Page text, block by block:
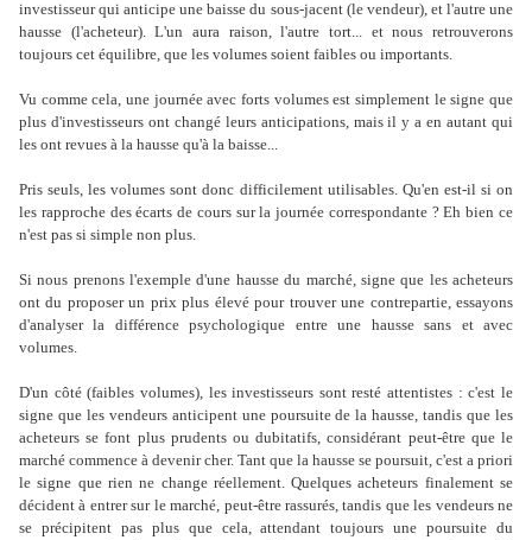
investisseur qui anticipe une baisse du sous-jacent (le vendeur), et l'autre une
hausse (l'acheteur). L'un aura raison, l'autre tort... et nous retrouverons
toujours cet équilibre, que les volumes soient faibles ou importants.
Vu comme cela, une journée avec forts volumes est simplement le signe que
plus d'investisseurs ont changé leurs anticipations, mais il y a en autant qui
les ont revues à la hausse qu'à la baisse...
Pris seuls, les volumes sont donc difficilement utilisables. Qu'en est-il si on
les rapproche des écarts de cours sur la journée correspondante ? Eh bien ce
n'est pas si simple non plus.
Si nous prenons l'exemple d'une hausse du marché, signe que les acheteurs
ont du proposer un prix plus élevé pour trouver une contrepartie, essayons
d'analyser la différence psychologique entre une hausse sans et avec
volumes.
D'un côté (faibles volumes), les investisseurs sont resté attentistes : c'est le
signe que les vendeurs anticipent une poursuite de la hausse, tandis que les
acheteurs se font plus prudents ou dubitatifs, considérant peut-être que le
marché commence à devenir cher. Tant que la hausse se poursuit, c'est a priori
le signe que rien ne change réellement. Quelques acheteurs finalement se
décident à entrer sur le marché, peut-être rassurés, tandis que les vendeurs ne
se précipitent pas plus que cela, attendant toujours une poursuite du